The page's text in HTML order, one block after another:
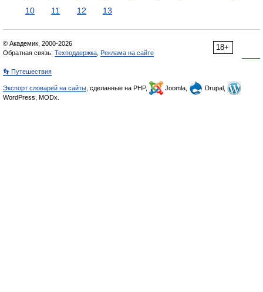
10
11 12 13
18+
© Академик, 2000-2026
Обратная связь: Техподдержка Реклама на сайте
👣 Путешествия
Экспорт словарей на сайты , сделанные на PHP, Joomla,
Drupal,
WordPress, MODx.